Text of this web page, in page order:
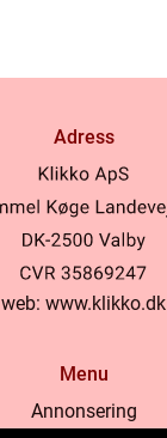
Adress
web: www.klikko.dk
Menu
Annonsering